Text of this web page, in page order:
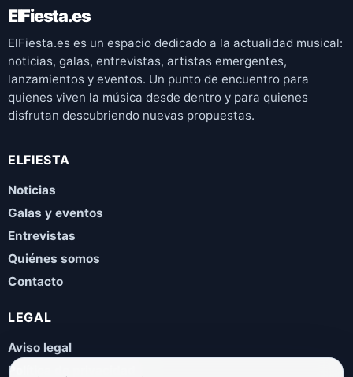
ElFiesta.es
ElFiesta.es es un espacio dedicado a la actualidad musical:
noticias, galas, entrevistas, artistas emergentes,
lanzamientos y eventos. Un punto de encuentro para
quienes viven la música desde dentro y para quienes
disfrutan descubriendo nuevas propuestas.
ELFIESTA
Noticias
Galas y eventos
Entrevistas
Quiénes somos
Contacto
LEGAL
Aviso legal
Política de privacidad